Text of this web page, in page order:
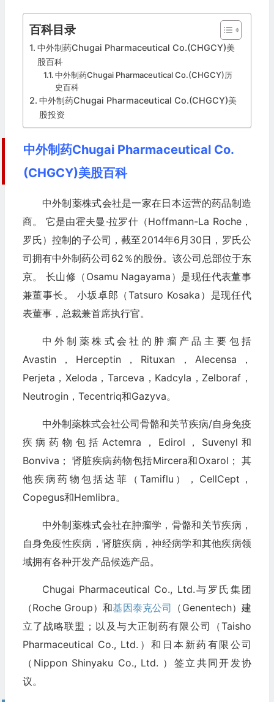
百科目录
中外制药Chugai Pharmaceutical Co.(CHGCY)美
股百科
中外制药Chugai Pharmaceutical Co.(CHGCY)历
史百科
中外制药Chugai Pharmaceutical Co.(CHGCY)美
股投资
中外制药Chugai Pharmaceutical Co.
(CHGCY)美股百科
中外制薬株式会社是一家在日本运营的药品制造
商。 它是由霍夫曼·拉罗什（Hoffmann-La Roche，
罗氏）控制的子公司，截至2014年6月30日，罗氏公
司拥有中外制药公司62％的股份。该公司总部位于东
京。 长山修（Osamu Nagayama）是现任代表董事
兼董事长。 小坂卓郎（Tatsuro Kosaka）是现任代
表董事，总裁兼首席执行官。
中外制薬株式会社的肿瘤产品主要包括
Avastin，Herceptin，Rituxan，Alecensa，
Perjeta，Xeloda，Tarceva，Kadcyla，Zelboraf，
Neutrogin，Tecentriq和Gazyva。
中外制薬株式会社公司骨骼和关节疾病/自身免疫
疾病药物包括Actemra，Edirol，Suvenyl和
Bonviva； 肾脏疾病药物包括Mircera和Oxarol； 其
他疾病药物包括达菲（Tamiflu），CellCept，
Copegus和Hemlibra。
中外制薬株式会社在肿瘤学，骨骼和关节疾病，
自身免疫性疾病，肾脏疾病，神经病学和其他疾病领
域拥有各种开发产品候选产品。
Chugai Pharmaceutical Co., Ltd.与罗氏集团
（Roche Group）和基因泰克公司 （Genentech）建
立了战略联盟；以及与大正制药有限公司（Taisho
Pharmaceutical Co., Ltd.）和日本新药有限公司
（Nippon Shinyaku Co., Ltd. ）签立共同开发协
议。